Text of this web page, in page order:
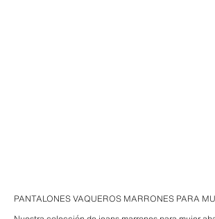
PANTALONES VAQUEROS MARRONES PARA